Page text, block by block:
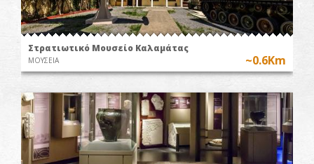
Στρατιωτικό Μουσείο Καλαμάτας
ΜΟΥΣΕΙΑ ~0.6Km